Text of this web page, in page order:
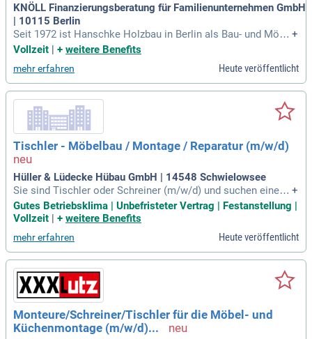
KNÖLL Finanzierungsberatung für Familienunternehmen GmbH
| 10115 Berlin
Seit 1972 ist Hanschke Holzbau in Berlin als Bau- und Möbe
ltischlerei etabliert. Wir kombinieren traditionelles Handwer
haffen. Unser Leistungsspektrum umfasst die Fertigung, Re
paratur und Sanierung von Fenstern, Türen und Möbeln. Bes
onders bei Altbausanierungen im Denkmalschutz bieten wir
maßgeschneiderte Konzepte. Mit unserem erfahrenen Team
garantieren wir höchste Qualität und Flexibilität. Vertrauen S
ie auf unsere Expertise für einzigartige Möbel und passgena
ue Bauelemente, die überzeugen und Bestand haben.
+
Vollzeit | + weitere Benefits
mehr erfahren Heute veröffentlicht
Tischler - Möbelbau / Montage / Reparatur (m/w/d)
Hüller & Lüdecke Hübau GmbH | 14548 Schwielowsee
Sie sind Tischler oder Schreiner (m/w/d) und suchen eine n
eue Herausforderung? Wir heißen sowohl erfahrene Handwe
rker als auch engagierte Berufseinsteiger willkommen. Han
sind Voraussetzung. Ein Führerschein der Klasse B sowie g
ute Deutschkenntnisse (C1-Niveau) runden Ihr Profil ab. Gen
ießen Sie ein attraktives Gehalt zwischen 37.500 € und 42.0
00 € jährlich, abhängig von Ihrer Qualifikation. Zusätzlich bie
ten wir einen sicheren Arbeitsplatz mit unbefristeter Festan
stellung und flexiblen Arbeitszeitmodellen von 32 bis 40 Stu
nden pro Woche.
+
Gutes Betriebsklima | Unbefristeter Vertrag | Festanstellung |
Vollzeit | + weitere Benefits
mehr erfahren Heute veröffentlicht
Monteure/Schreiner/Tischler für die Möbel- und
Küchenmontage (m/w/d)...